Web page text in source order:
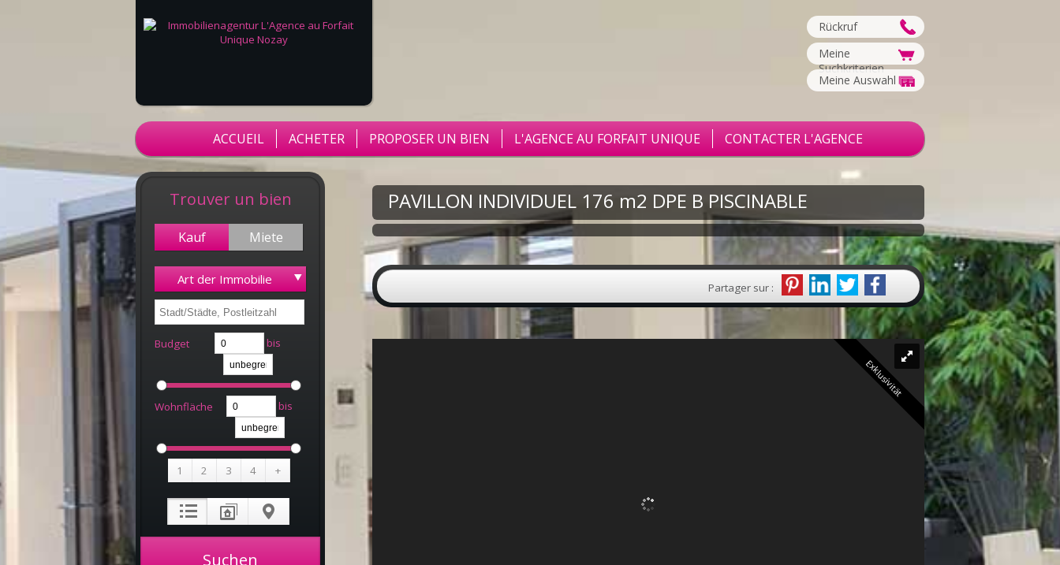
Rückruf
Meine
Suchkriterien
Meine Auswahl
ACCUEIL ACHETER PROPOSER UN BIEN L'AGENCE AU FORFAIT UNIQUE CONTACTER L'AGENCE
Trouver un bien
Kauf Miete
Art der Immobilie
Budget bis
Wohnfläche bis
1 2 3 4 +
PAVILLON INDIVIDUEL 176 m2 DPE B PISCINABLE
Partager sur :
Exklusivität